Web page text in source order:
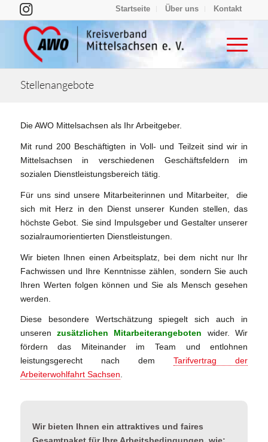
Startseite Über uns Kontakt
Stellenangebote
Die AWO Mittelsachsen als Ihr Arbeitgeber.
Mit rund 200 Beschäftigten in Voll- und Teilzeit sind wir in
Mittelsachsen in verschiedenen Geschäftsfeldern im
sozialen Dienstleistungsbereich tätig.
Für uns sind unsere Mitarbeiterinnen und Mitarbeiter, die
sich mit Herz in den Dienst unserer Kunden stellen, das
höchste Gebot. Sie sind Impulsgeber und Gestalter unserer
sozialraumorientierten Dienstleistungen.
Wir bieten Ihnen einen Arbeitsplatz, bei dem nicht nur Ihr
Fachwissen und Ihre Kenntnisse zählen, sondern Sie auch
Ihren Werten folgen können und Sie als Mensch gesehen
werden.
Diese besondere Wertschätzung spiegelt sich auch in
unserenzusätzlichen Mitarbeiterangeboten wider. Wir
fördern das Miteinander im Team und entlohnen
leistungsgerecht nach demTarifvertrag der
Arbeiterwohlfahrt Sachsen.
Wir bieten Ihnen ein attraktives und faires